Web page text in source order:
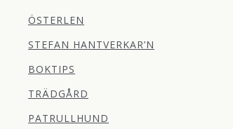
ÖSTERLEN
STEFAN HANTVERKAR’N
BOKTIPS
TRÄDGÅRD
PATRULLHUND